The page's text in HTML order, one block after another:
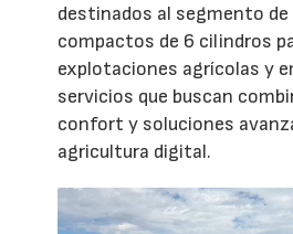
destinados al segmento
compactos de 6 cilindros
explotaciones agrícolas y
servicios que buscan
confort y soluciones
agricultura digital.